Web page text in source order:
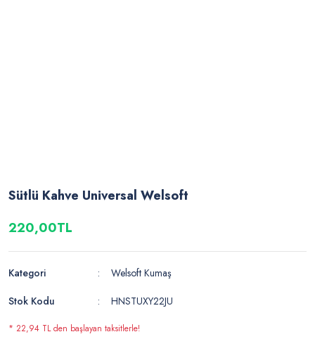
Sütlü Kahve Universal Welsoft
220,00TL
Kategori
Welsoft Kumaş
Stok Kodu
HNSTUXY22JU
* 22,94 TL den başlayan taksitlerle!